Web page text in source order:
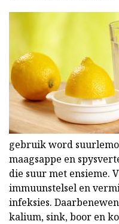
gebruik word
maagsappe en
die suur met ensieme.
immuunstelsel en
infeksies.
kalium, sink, boor en